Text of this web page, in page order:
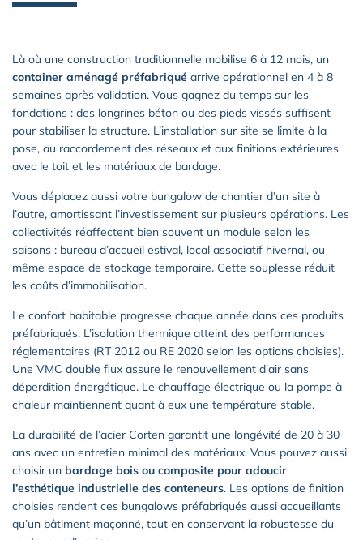
Là où une construction traditionnelle mobilise 6 à 12 mois, un
container aménagé préfabriqué arrive opérationnel en 4 à 8
semaines après validation. Vous gagnez du temps sur les
fondations : des longrines béton ou des pieds vissés suffisent
pour stabiliser la structure. L’installation sur site se limite à la
pose, au raccordement des réseaux et aux finitions extérieures
avec le toit et les matériaux de bardage.
Vous déplacez aussi votre bungalow de chantier d’un site à
l’autre, amortissant l’investissement sur plusieurs opérations. Les
collectivités réaffectent bien souvent un module selon les
saisons : bureau d’accueil estival, local associatif hivernal, ou
même espace de stockage temporaire. Cette souplesse réduit
les coûts d’immobilisation.
Le confort habitable progresse chaque année dans ces produits
préfabriqués. L’isolation thermique atteint des performances
réglementaires (RT 2012 ou RE 2020 selon les options choisies).
Une VMC double flux assure le renouvellement d’air sans
déperdition énergétique. Le chauffage électrique ou la pompe à
chaleur maintiennent quant à eux une température stable.
La durabilité de l’acier Corten garantit une longévité de 20 à 30
ans avec un entretien minimal des matériaux. Vous pouvez aussi
choisir un bardage bois ou composite pour adoucir
l’esthétique industrielle des conteneurs. Les options de finition
choisies rendent ces bungalows préfabriqués aussi accueillants
qu’un bâtiment maçonné, tout en conservant la robustesse du